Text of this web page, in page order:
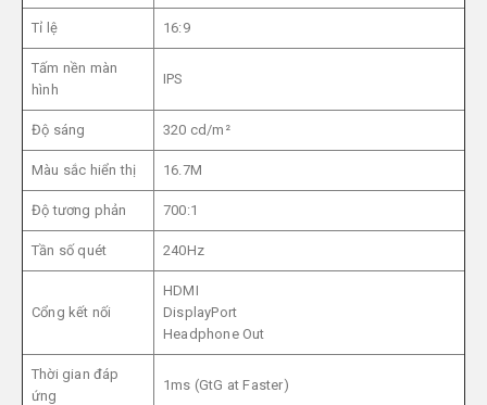
Tỉ lệ 16:9
Tấm nền màn
hình
IPS
Độ sáng 320 cd/m²
Màu sắc hiển thị 16.7M
Độ tương phản 700:1
Tần số quét 240Hz
Cổng kết nối
HDMI
DisplayPort
Headphone Out
Thời gian đáp
ứng
1ms (GtG at Faster)